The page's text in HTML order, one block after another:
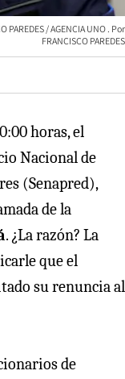
/ AGENCIA UNO
FRANCISCO PAREDES
horas, el
Nacional de
(Senapred),
de la
. ¿La razón? La
que el
su renuncia al
de